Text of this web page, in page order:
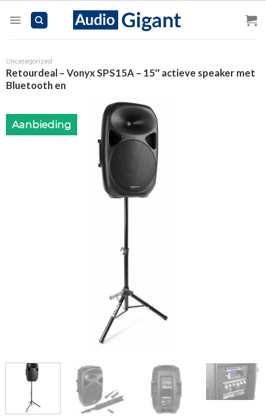
Uncategorized
Retourdeal – Vonyx SPS15A – 15″ actieve speaker met
Bluetooth en
Aanbieding